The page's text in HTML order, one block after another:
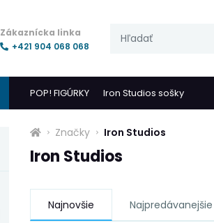
Zákaznícka linka
+421 904 068 068
POP! FIGÚRKY Iron Studios sošky
Značky Iron Studios
Iron Studios
Najnovšie Najpredávanejšie